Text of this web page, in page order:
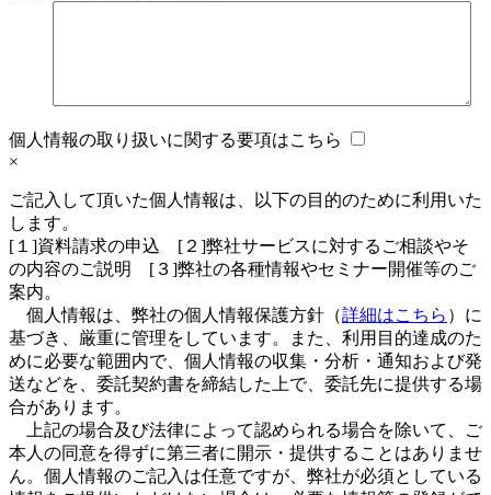
個人情報の取り扱いに関する要項はこちら
×
ご記入して頂いた個人情報は、以下の目的のために利用いた
します。
[１]資料請求の申込 [２]弊社サービスに対するご相談やそ
の内容のご説明 [３]弊社の各種情報やセミナー開催等のご
案内。
個人情報は、弊社の個人情報保護方針（詳細はこちら ）に
基づき、厳重に管理をしています。また、利用目的達成のた
めに必要な範囲内で、個人情報の収集・分析・通知および発
送などを、委託契約書を締結した上で、委託先に提供する場
合があります。
上記の場合及び法律によって認められる場合を除いて、ご
本人の同意を得ずに第三者に開示・提供することはありませ
ん。個人情報のご記入は任意ですが、弊社が必須としている